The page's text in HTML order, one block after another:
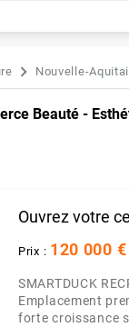
Nouvelle-
Beauté -
Ouvrez votre
Prix : 120 000 €
SMARTDUCK
Emplacement
forte croissance